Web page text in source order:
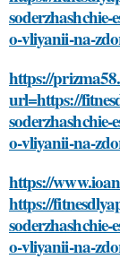
o-vliyanii-na-
https://
url=https://
o-vliyanii-na-
https://
https://
o-vliyanii-na-